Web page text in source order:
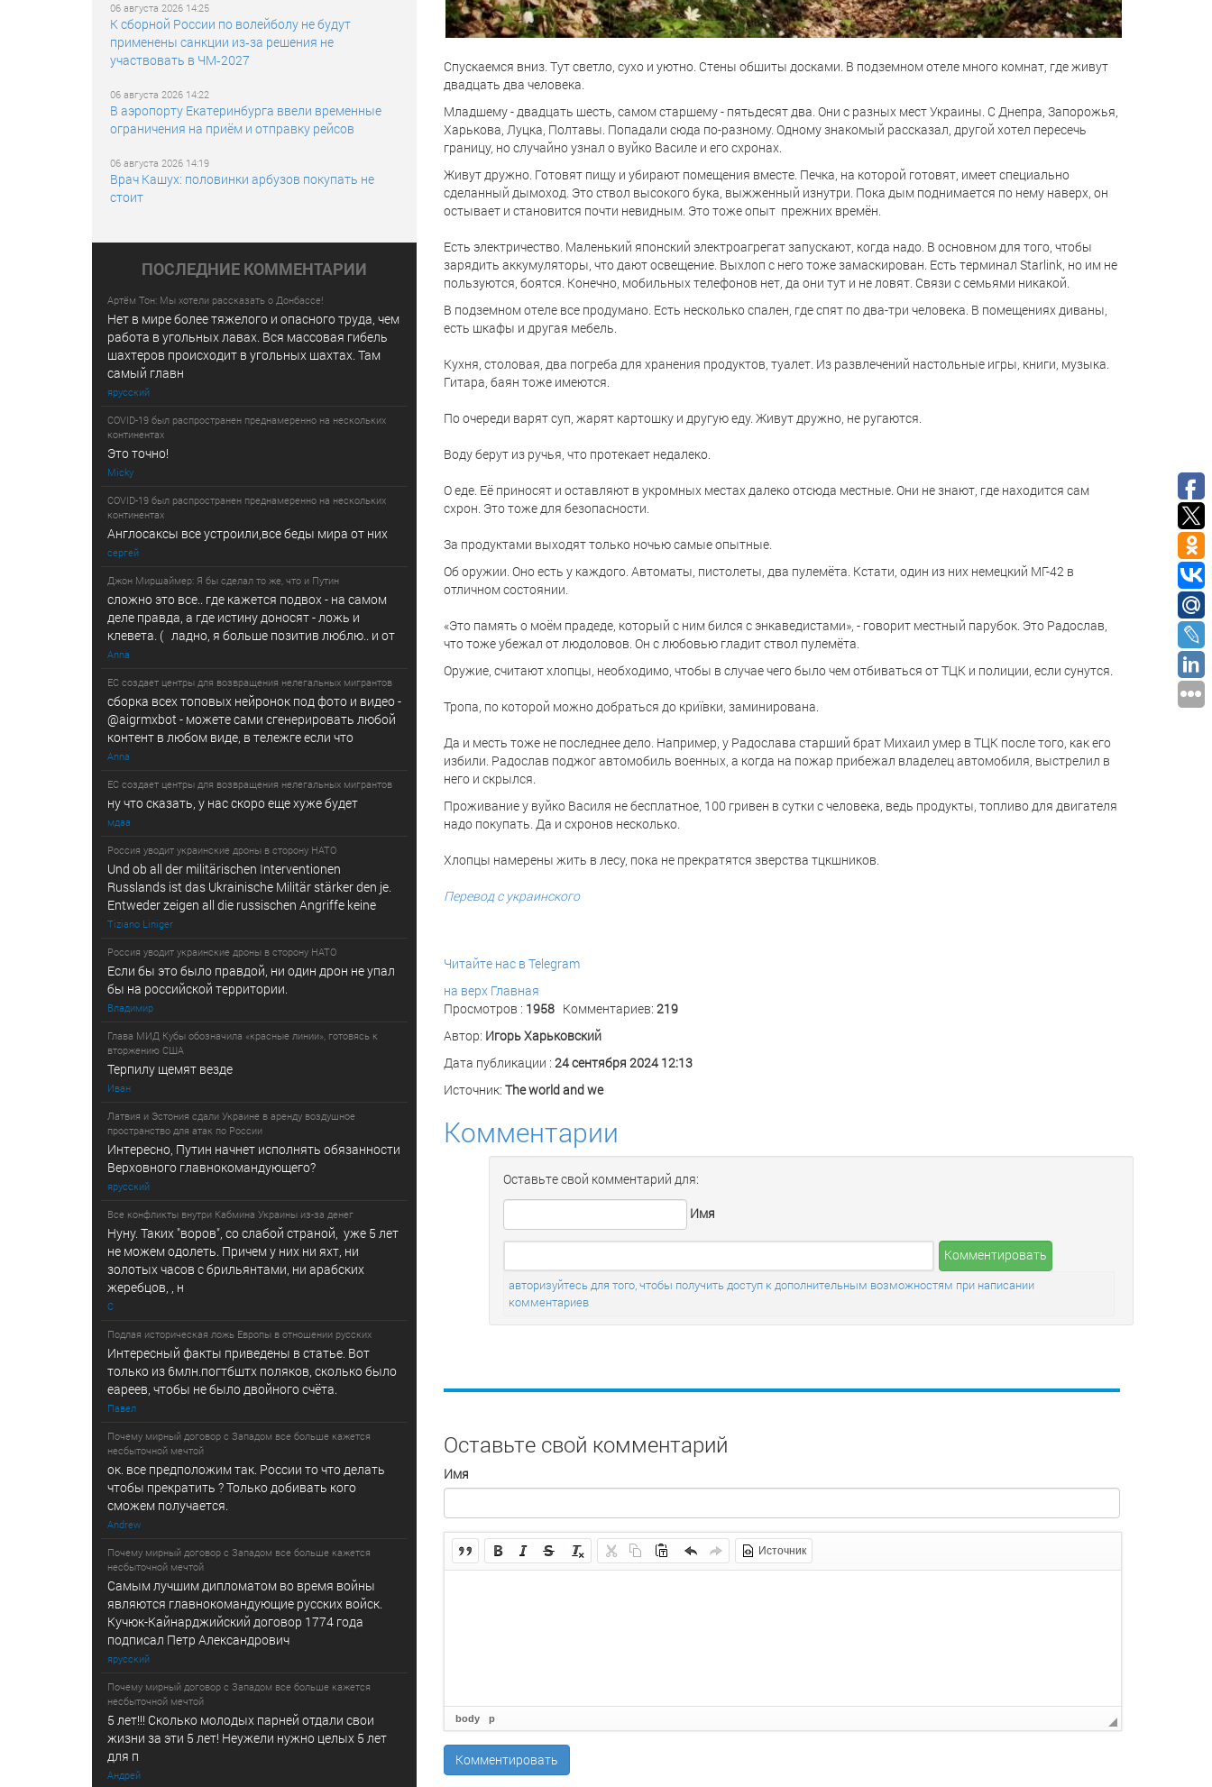
06 августа 2026 14:25
К сборной России по волейболу не будут
применены санкции из‑за решения не
участвовать в ЧМ‑2027
06 августа 2026 14:22
В аэропорту Екатеринбурга ввели временные
ограничения на приём и отправку рейсов
06 августа 2026 14:19
Врач Кашух: половинки арбузов покупать не
стоит
ПОСЛЕДНИE КОММЕНТАРИИ
Артём Тон: Мы хотели рассказать о Донбассе!
Нет в мире более тяжелого и опасного труда, чем
работа в угольных лавах. Вся массовая гибель
шахтеров происходит в угольных шахтах. Там
самый главн
ярусский
COVID-19 был распространен преднамеренно на нескольких
континентах
Это точно!
Micky
COVID-19 был распространен преднамеренно на нескольких
континентах
Англосаксы все устроили,все беды мира от них
сергей
Джон Миршаймер: Я бы сделал то же, что и Путин
сложно это все.. где кажется подвох - на самом
деле правда, а где истину доносят - ложь и
клевета. ( ладно, я больше позитив люблю.. и от
Anna
ЕС создает центры для возвращения нелегальных мигрантов
сборка всех топовых нейронок под фото и видео -
@­a­i­­gr­mx­b­­o­t - можете сами сгенерировать любой
контент в любом виде, в т­ележг­е е­сл­и ч­то
Anna
ЕС создает центры для возвращения нелегальных мигрантов
ну что сказать, у нас скоро еще хуже будет
мдаа
Россия уводит украинские дроны в сторону НАТО
Und ob all der militärischen Interventionen
Russlands ist das Ukrainische Militär stärker den je.
Entweder zeigen all die russischen Angriffe keine
Tiziano Liniger
Россия уводит украинские дроны в сторону НАТО
Если бы это было правдой, ни один дрон не упал
бы на российской территории.
Владимир
Глава МИД Кубы обозначила «красные линии», готовясь к
вторжению США
Терпилу щемят везде
Иван
Латвия и Эстония сдали Украине в аренду воздушное
пространство для атак по России
Интересно, Путин начнет исполнять обязанности
Верховного главнокомандующего?
ярусский
Все конфликты внутри Кабмина Украины из-за денег
Нуну. Таких "воров", со слабой страной, уже 5 лет
не можем одолеть. Причем у них ни яхт, ни
золотых часов с брильянтами, ни арабских
жеребцов, , н
С
Подлая историческая ложь Европы в отношении русских
Интересный факты приведены в статье. Вот
только из 6млн.погтбштх поляков, сколько было
еареев, чтобы не было двойного счёта.
Павел
Почему мирный договор с Западом все больше кажется
несбыточной мечтой
ок. все предположим так. России то что делать
чтобы прекратить ? Только добивать кого
сможем получается.
Andrew
Почему мирный договор с Западом все больше кажется
несбыточной мечтой
Самым лучшим дипломатом во время войны
являются главнокомандующие русских войск.
Кучюк-Кайнарджийский договор 1774 года
подписал Петр Александрович
ярусский
Почему мирный договор с Западом все больше кажется
несбыточной мечтой
5 лет!!! Сколько молодых парней отдали свои
жизни за эти 5 лет! Неужели нужно целых 5 лет
для п
Андрей
Спускаемся вниз. Тут светло, сухо и уютно. Стены обшиты досками. В подземном отеле много комнат, где живут
двадцать два человека.
Младшему - двадцать шесть, самом старшему - пятьдесят два. Они с разных мест Украины. С Днепра, Запорожья,
Харькова, Луцка, Полтавы. Попадали сюда по-разному. Одному знакомый рассказал, другой хотел пересечь
границу, но случайно узнал о вуйко Василе и его схронах.
Живут дружно. Готовят пищу и убирают помещения вместе. Печка, на которой готовят, имеет специально
сделанный дымоход. Это ствол высокого бука, выжженный изнутри. Пока дым поднимается по нему наверх, он
остывает и становится почти невидным. Это тоже опыт прежних времён.
Есть электричество. Маленький японский электроагрегат запускают, когда надо. В основном для того, чтобы
зарядить аккумуляторы, что дают освещение. Выхлоп с него тоже замаскирован. Есть терминал Starlink, но им не
пользуются, боятся. Конечно, мобильных телефонов нет, да они тут и не ловят. Связи с семьями никакой.
В подземном отеле все продумано. Есть несколько спален, где спят по два-три человека. В помещениях диваны,
есть шкафы и другая мебель.
Кухня, столовая, два погреба для хранения продуктов, туалет. Из развлечений настольные игры, книги, музыка.
Гитара, баян тоже имеются.
По очереди варят суп, жарят картошку и другую еду. Живут дружно, не ругаются.
Воду берут из ручья, что протекает недалеко.
О еде. Её приносят и оставляют в укромных местах далеко отсюда местные. Они не знают, где находится сам
схрон. Это тоже для безопасности.
За продуктами выходят только ночью самые опытные.
Об оружии. Оно есть у каждого. Автоматы, пистолеты, два пулемёта. Кстати, один из них немецкий МГ-42 в
отличном состоянии.
«Это память о моём прадеде, который с ним бился с энкаведистами», - говорит местный парубок. Это Радослав,
что тоже убежал от людоловов. Он с любовью гладит ствол пулемёта.
Оружие, считают хлопцы, необходимо, чтобы в случае чего было чем отбиваться от ТЦК и полиции, если сунутся.
Тропа, по которой можно добраться до криївки, заминирована.
Да и месть тоже не последнее дело. Например, у Радослава старший брат Михаил умер в ТЦК после того, как его
избили. Радослав поджог автомобиль военных, а когда на пожар прибежал владелец автомобиля, выстрелил в
него и скрылся.
Проживание у вуйко Василя не бесплатное, 100 гривен в сутки с человека, ведь продукты, топливо для двигателя
надо покупать. Да и схронов несколько.
Хлопцы намерены жить в лесу, пока не прекратятся зверства тцкшников.
Перевод с украинского
Читайте нас в Telegram
на верх Главная
Просмотров : 1958 Комментариев: 219
Автор: Игорь Харьковский
Дата публикации : 24 сентября 2024 12:13
Источник: The world and we
Комментарии
Оставьте свой комментарий для:
Имя
Комментировать
авторизуйтесь для того, чтобы получить доступ к дополнительным возможностям при написании
комментариев
Оставьте свой комментарий
Имя
Источник
body p
Комментировать